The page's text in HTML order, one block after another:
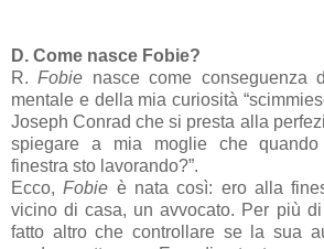
D. Come nasce Fobie?
R.Fobie nasce come conseguenza
mentale e della mia curiosità
Joseph Conrad che si presta alla
spiegare a mia moglie che
finestra sto lavorando?”.
Ecco,Fobie è nata così: ero alla
vicino di casa, un avvocato. Per più
fatto altro che controllare se la sua